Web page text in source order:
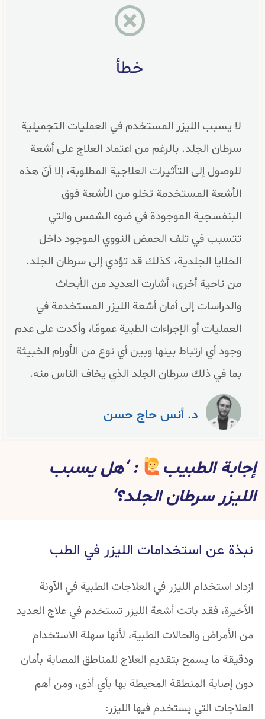
خطأ
لا يسبب الليزر المستخدم في العمليات التجميلية
سرطان الجلد. بالرغم من اعتماد العلاج على أشعة
للوصول إلى التأثيرات العلاجية المطلوبة، إلا أنّ هذه
الأشعة المستخدمة تخلو من الأشعة فوق
البنفسجية الموجودة في ضوء الشمس والتي
تتسبب في تلف الحمض النووي الموجود داخل
الخلايا الجلدية، كذلك قد تؤدي إلى سرطان الجلد.
من ناحية أخرى، أشارت العديد من الأبحاث
والدراسات إلى أمان أشعة الليزر المستخدمة في
العمليات أو الإجراءات الطبية عمومًا، وأكدت على عدم
وجود أي ارتباط بينها وبين أي نوع من الأورام الخبيثة
بما في ذلك سرطان الجلد الذي يخاف الناس منه.
د. أنس حاج حسن
إجابة الطبيب
: ‘هل يسبب
الليزر سرطان الجلد؟‘
نبذة عن استخدامات الليزر في الطب
ازداد استخدام الليزر في العلاجات الطبية في الآونة
الأخيرة، فقد باتت أشعة الليزر تستخدم في علاج العديد
من الأمراض والحالات الطبية، لأنها سهلة الاستخدام
ودقيقة ما يسمح بتقديم العلاج للمناطق المصابة بأمان
دون إصابة المنطقة المحيطة بها بأي أذى، ومن أهم
العلاجات التي يستخدم فيها الليزر: